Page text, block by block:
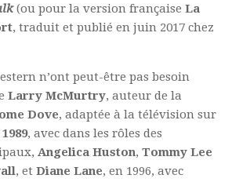
(ou pour la version française La
, traduit et publié en juin 2017 chez
n’ont peut-être pas besoin
Larry McMurtry, auteur de la
Dove, adaptée à la télévision sur
1989, avec dans les rôles des
Angelica Huston, Tommy Lee
, et Diane Lane, en 1996, avec